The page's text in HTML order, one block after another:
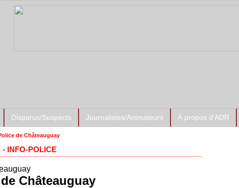
Disparus/Suspects Journalistes/Animateurs À propos d'ADR
de Châteauguay
INFO-POLICE
Châteauguay